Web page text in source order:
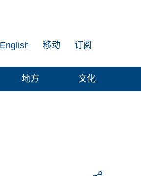
订阅
移动
English
地方 文化